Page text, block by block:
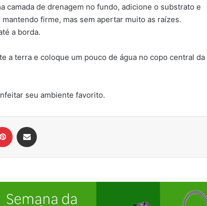
camada de drenagem no fundo, adicione o substrato e
firme, mas sem apertar muito as raízes.
a borda.
a terra e coloque um pouco de água no copo central da
seu ambiente favorito.
Pinterest